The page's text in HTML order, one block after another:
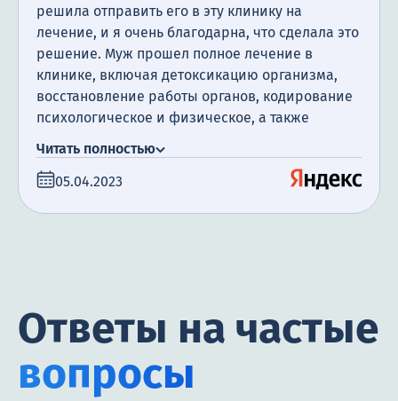
решила отправить его в эту клинику на
лечение, и я очень благодарна, что сделала это
решение. Муж прошел полное лечение в
клинике, включая детоксикацию организма,
восстановление работы органов, кодирование
психологическое и физическое, а также
благодарна за поддержку, которую мы
получили. Сегодня прошло уже полгода с того
Читать полностью
05.04.2023
Ответы на частые
вопросы